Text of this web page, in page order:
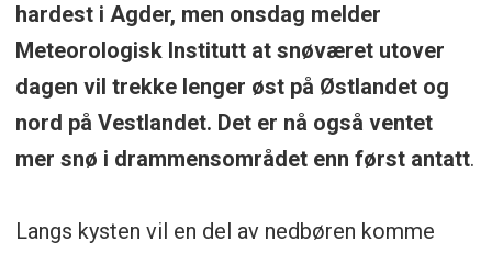
hardest i Agder, men onsdag melder
Meteorologisk Institutt at snøværet utover
dagen vil trekke lenger øst på Østlandet og
nord på Vestlandet. Det er nå også ventet
mer snø i drammensområdet enn først antatt.
Langs kysten vil en del av nedbøren komme